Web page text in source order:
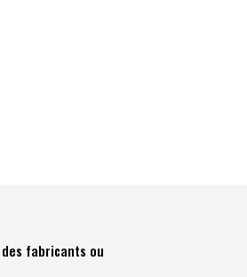
fabricants ou